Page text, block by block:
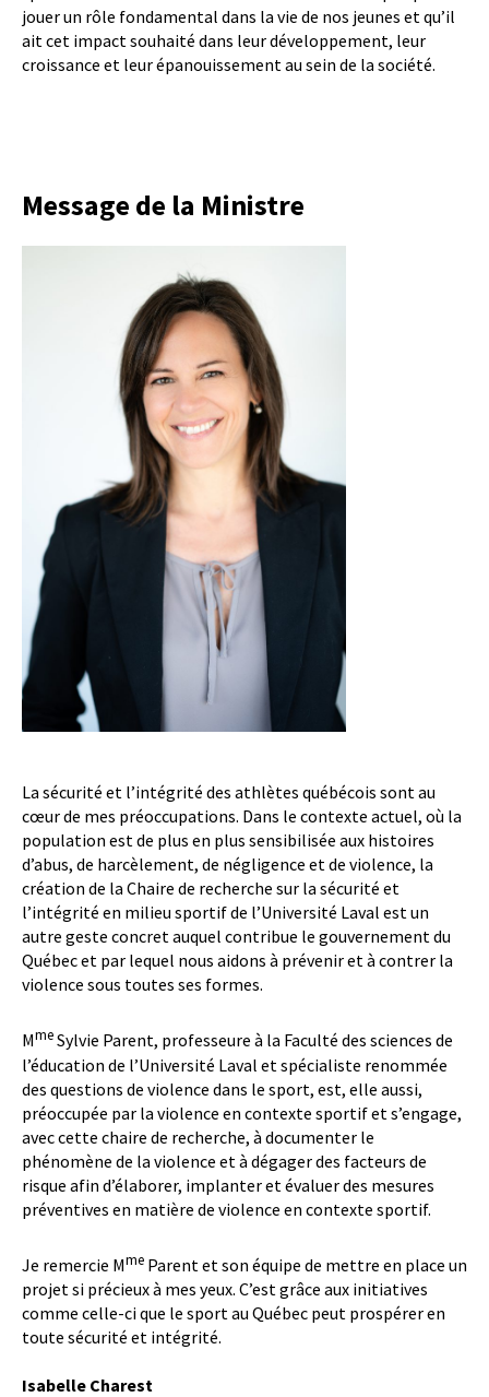
jouer un rôle fondamental dans la vie de nos jeunes et qu’il
ait cet impact souhaité dans leur développement, leur
croissance et leur épanouissement au sein de la société.
Message de la Ministre
La sécurité et l’intégrité des athlètes québécois sont au
cœur de mes préoccupations. Dans le contexte actuel, où la
population est de plus en plus sensibilisée aux histoires
d’abus, de harcèlement, de négligence et de violence, la
création de la Chaire de recherche sur la sécurité et
l’intégrité en milieu sportif de l’Université Laval est un
autre geste concret auquel contribue le gouvernement du
Québec et par lequel nous aidons à prévenir et à contrer la
violence sous toutes ses formes.
MmeSylvie Parent, professeure à la Faculté des sciences de
l’éducation de l’Université Laval et spécialiste renommée
des questions de violence dans le sport, est, elle aussi,
préoccupée par la violence en contexte sportif et s’engage,
avec cette chaire de recherche, à documenter le
phénomène de la violence et à dégager des facteurs de
risque afin d’élaborer, implanter et évaluer des mesures
préventives en matière de violence en contexte sportif.
Je remercie Mme Parent et son équipe de mettre en place un
projet si précieux à mes yeux. C’est grâce aux initiatives
comme celle-ci que le sport au Québec peut prospérer en
toute sécurité et intégrité.
Isabelle Charest